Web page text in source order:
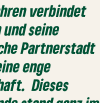
verbindet
seine
Partnerstadt
enge
Dieses